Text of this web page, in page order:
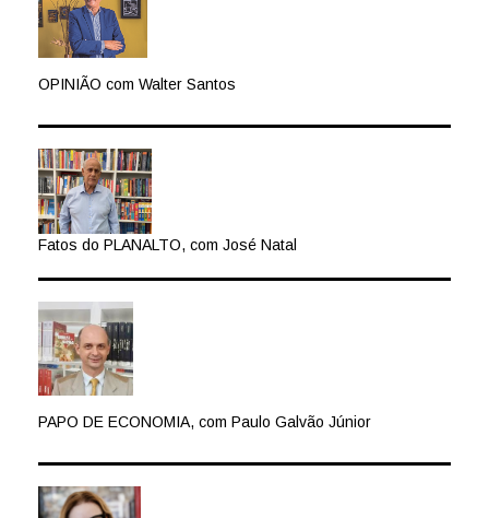
OPINIÃO com Walter Santos
Fatos do PLANALTO, com José Natal
PAPO DE ECONOMIA, com Paulo Galvão Júnior